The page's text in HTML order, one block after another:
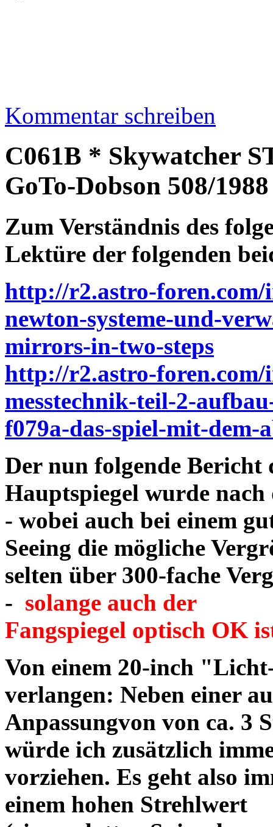
Kommentar schreiben
C061B * Skywatcher
GoTo-Dobson 508/
Zum Verständnis des
Lektüre der folgenden
http://r2.astro-foren.com/
newton-systeme-und-
mirrors-in-two-steps
http://r2.astro-foren.com/
messtechnik-teil-2-
f079a-das-spiel-mit-dem-
Der nun folgende Bericht
Hauptspiegel wurde nach
- wobei auch bei einem
Seeing die mögliche
selten über 300-fache
- solange auch der
Fangspiegel optisch OK
Von einem 20-inch
verlangen: Neben einer
Anpassungvon von ca. 3
würde ich zusätzlich
vorziehen. Es geht also
einem hohen Strehlwert